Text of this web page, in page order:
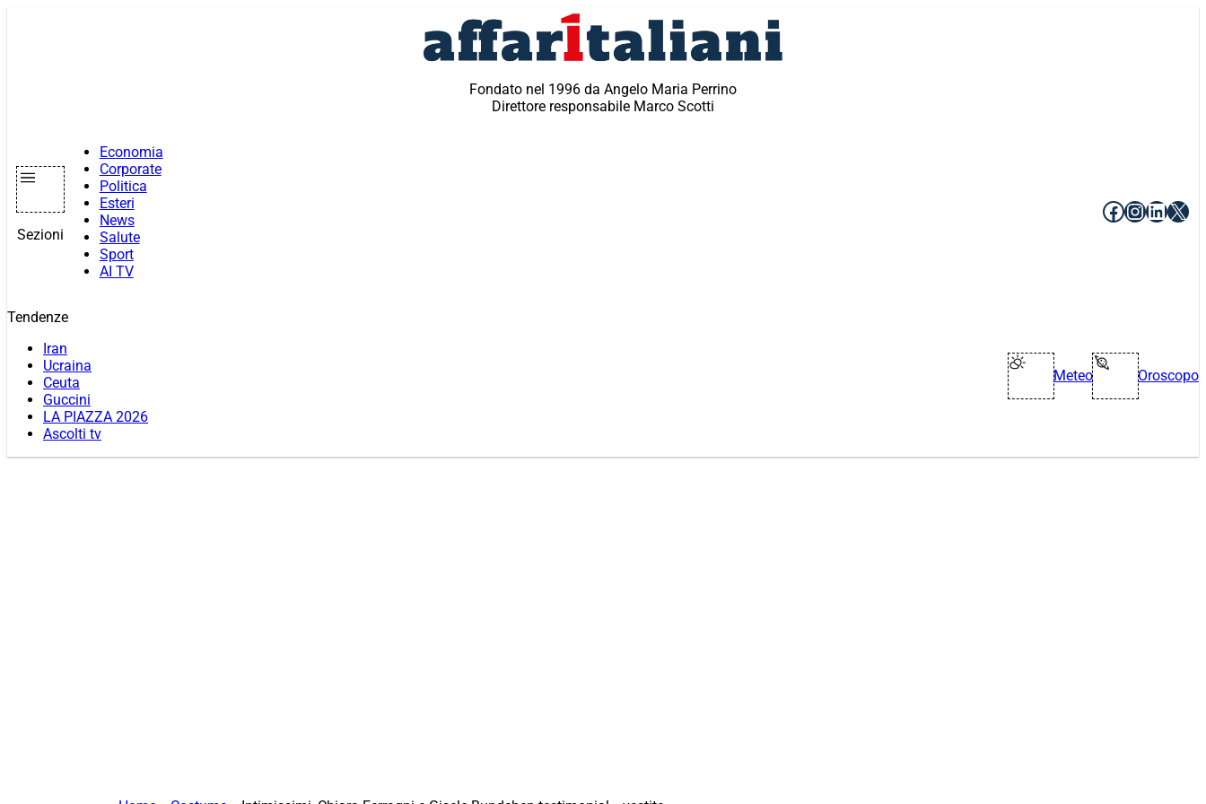
Fondato nel 1996 da Angelo Maria Perrino
Direttore responsabile Marco Scotti
Sezioni
Economia
Corporate
Politica
Esteri
News
Salute
Sport
AI TV
Facebook
X
Tendenze
Iran
Ucraina
Ceuta
Guccini
LA PIAZZA 2026
Ascolti tv
Meteo Oroscopo